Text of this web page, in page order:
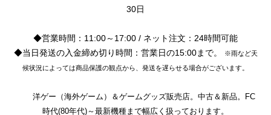
30日
◆営業時間：11:00～17:00 / ネット注文：24時間可能
◆当日発送の入金締め切り時間：営業日の15:00まで。
※雨など天
候状況によっては商品保護の観点から、発送を遅らせる場合がございます。
洋ゲー（海外ゲーム）＆ゲームグッズ販売店。中古＆新品。FC
時代(80年代)～最新機種まで幅広く扱っております。